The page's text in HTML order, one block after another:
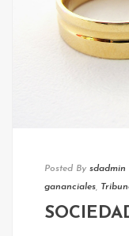
Posted By sdadmin
gananciales